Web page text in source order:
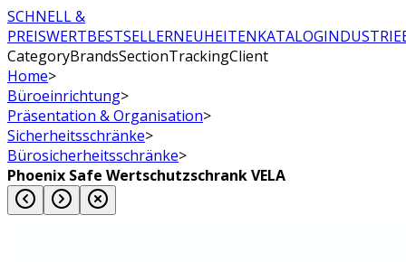
SCHNELL &
PREISWERTBESTSELLERNEUHEITENKATALOG
CategoryBrandsSectionTrackingClient
Home>
Büroeinrichtung>
Präsentation & Organisation>
Sicherheitsschränke>
Bürosicherheitsschränke>
Phoenix Safe Wertschutzschrank VELA